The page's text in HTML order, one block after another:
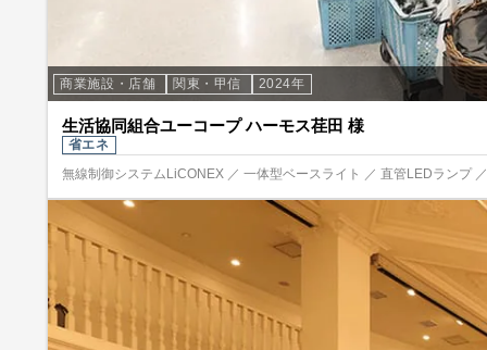
商業施設・店舗 関東・甲信 2024年
生活協同組合ユーコープ ハーモス荏田 様
省エネ
無線制御システムLiCONEX ／ 一体型ベースライト ／ 直管LEDランプ